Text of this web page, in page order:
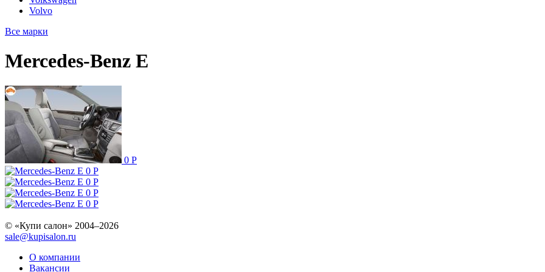
Volvo
Все марки
Mercedes-Benz E
0 Р
0 Р
0 Р
0 Р
0 Р
© «Купи салон» 2004–2026
sale@kupisalon.ru
О компании
Вакансии